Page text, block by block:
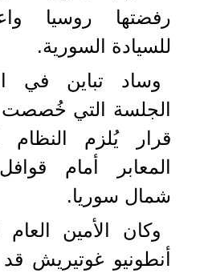
رفضتها روسيا
للسيادة السورية.
وساد تباين في
الجلسة التي
قرار يُلزم
المعابر أمام
شمال سوريا.
وكان الأمين العام
أنطونيو غوتيريش